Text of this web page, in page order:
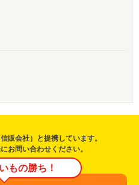
販会社）と提携しています。
お問い合わせください。
もの勝ち！